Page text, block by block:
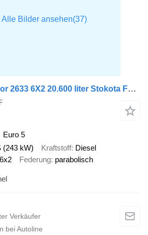
Mercedes-Benz Axor 2633 6X2 20.600 liter Stokota Fuel tanker 4 compartments Li
Euro 5
(243 kW) Kraftstoff Diesel
6x2 Federung parabolisch
bei Autoline